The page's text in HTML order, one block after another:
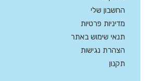
החשבון שלי
מדיניות פרטיות
תנאי שימוש באתר
הצהרת נגישות
תקנון